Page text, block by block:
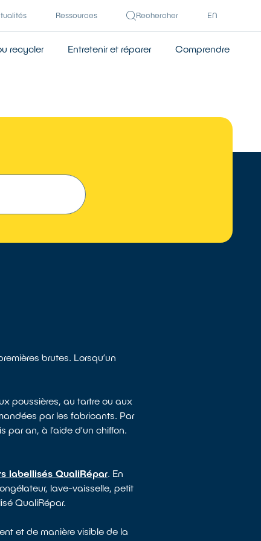
Ressources Rechercher EN
recycler Entretenir et réparer Comprendre
brutes. Lorsqu’un
poussières, au tartre ou aux
par les fabricants. Par
par an, à l’aide d’un chiffon.
labellisés QualiRépar. En
lave-vaisselle, petit
QualiRépar.
et de manière visible de la